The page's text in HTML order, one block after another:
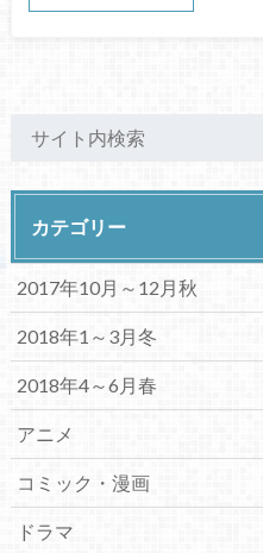
カテゴリー
2017年10月～12月秋
2018年1～3月冬
2018年4～6月春
アニメ
コミック・漫画
ドラマ